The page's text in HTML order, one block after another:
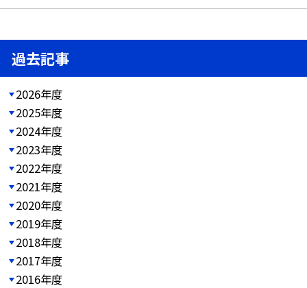
過去記事
2026年度
2025年度
2024年度
2023年度
2022年度
2021年度
2020年度
2019年度
2018年度
2017年度
2016年度